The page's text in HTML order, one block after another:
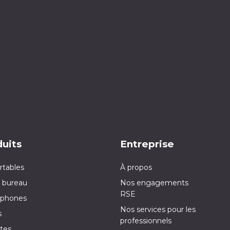
Entreprise
À propos
Nos engagements
RSE
Nos services pour les
professionnels
bureau